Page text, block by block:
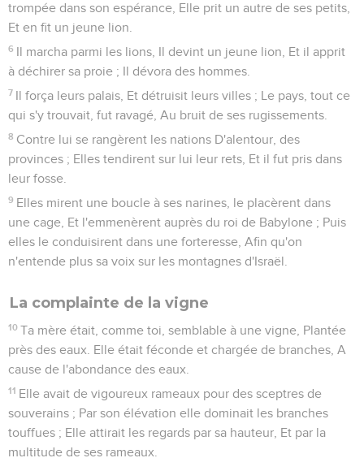
trompée dans son espérance, Elle prit un autre de ses petits,
Et en fit un jeune lion.
6 Il marcha parmi les lions, Il devint un jeune lion, Et il apprit
à déchirer sa proie ; Il dévora des hommes.
7 Il força leurs palais, Et détruisit leurs villes ; Le pays, tout ce
qui s'y trouvait, fut ravagé, Au bruit de ses rugissements.
8 Contre lui se rangèrent les nations D'alentour, des
provinces ; Elles tendirent sur lui leur rets, Et il fut pris dans
leur fosse.
9 Elles mirent une boucle à ses narines, le placèrent dans
une cage, Et l'emmenèrent auprès du roi de Babylone ; Puis
elles le conduisirent dans une forteresse, Afin qu'on
n'entende plus sa voix sur les montagnes d'Israël.
La complainte de la vigne
10 Ta mère était, comme toi, semblable à une vigne, Plantée
près des eaux. Elle était féconde et chargée de branches, A
cause de l'abondance des eaux.
11 Elle avait de vigoureux rameaux pour des sceptres de
souverains ; Par son élévation elle dominait les branches
touffues ; Elle attirait les regards par sa hauteur, Et par la
multitude de ses rameaux.